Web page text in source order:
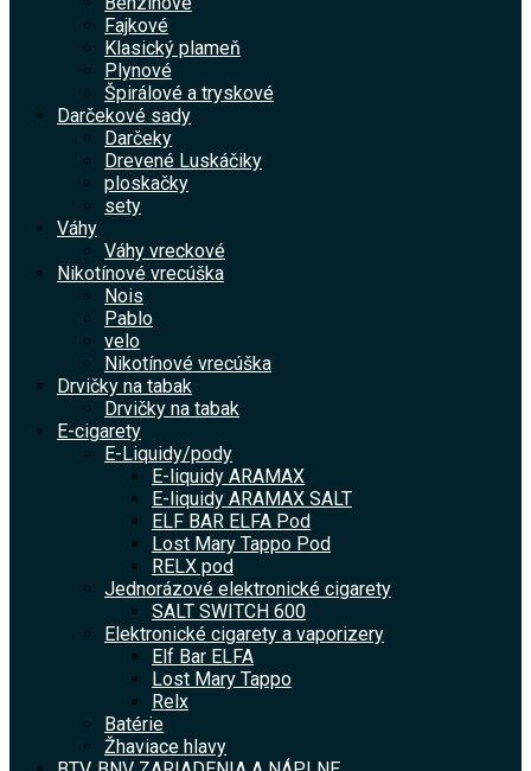
Fajkové
Klasický plameň
Plynové
Špirálové a tryskové
Darčekové sady
Darčeky
Drevené Luskáčiky
ploskačky
sety
Váhy
Váhy vreckové
Nikotínové vrecúška
Nois
Pablo
velo
Nikotínové vrecúška
Drvičky na tabak
Drvičky na tabak
E-cigarety
E-Liquidy/pody
E-liquidy ARAMAX
E-liquidy ARAMAX SALT
ELF BAR ELFA Pod
Lost Mary Tappo Pod
RELX pod
Jednorázové elektronické cigarety
SALT SWITCH 600
Elektronické cigarety a vaporizery
Elf Bar ELFA
Lost Mary Tappo
Relx
Batérie
Žhaviace hlavy